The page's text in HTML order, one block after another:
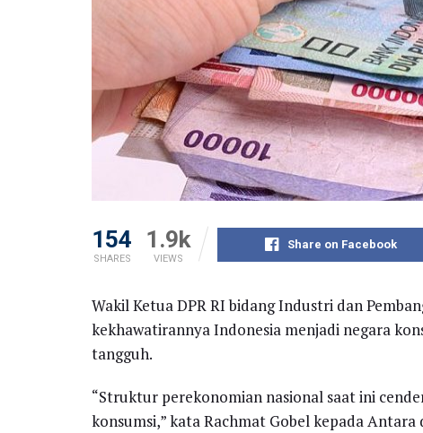
154
SHARES
1.9k
VIEWS
Share on Facebook
Wakil Ketua DPR RI bidang Industri dan
kekhawatirannya Indonesia menjadi negara
tangguh.
“Struktur perekonomian nasional saat ini
konsumsi,” kata Rachmat Gobel kepada Antara